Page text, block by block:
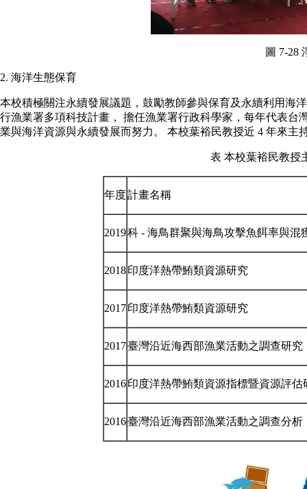
圖 7-28
2. 海洋生態保育
本校積極關注永續發展議題，鼓勵教師參與保育及永續利用海
行漁業署多項科技計畫， 擔任漁業署行政科學家，每年代表
業與海洋資源與永續發展而努力。 本校葉裕民教授近 4 年來主
表 本校葉裕民教授
年度計畫名稱
2019科 - 海鳥群聚與海鳥攻擊魚餌率與混
2018 印度洋熱帶鮪類資源研究
2017 印度洋熱帶鮪類資源研究
2017臺灣沿近海西部漁業活動之調查研究
2016 印度洋熱帶鮪類資源指標暨資源評估
2016臺灣沿近海西部漁業活動之調查分析